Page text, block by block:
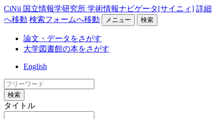
CiNii 国立情報学研究所 学術情報ナビゲータ[サイニィ] 詳細
へ移動 検索フォームへ移動 メニュー 検索
論文・データをさがす
大学図書館の本をさがす
English
検索
タイトル